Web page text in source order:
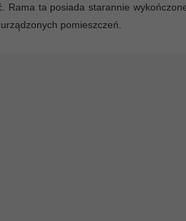
ta posiada starannie
pomieszczeń.